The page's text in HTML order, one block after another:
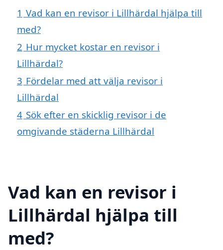
1 Vad kan en revisor i Lillhärdal hjälpa till
med?
2 Hur mycket kostar en revisor i
Lillhärdal?
3 Fördelar med att välja revisor i
Lillhärdal
4 Sök efter en skicklig revisor i de
omgivande städerna Lillhärdal
Vad kan en revisor i
Lillhärdal hjälpa till
med?